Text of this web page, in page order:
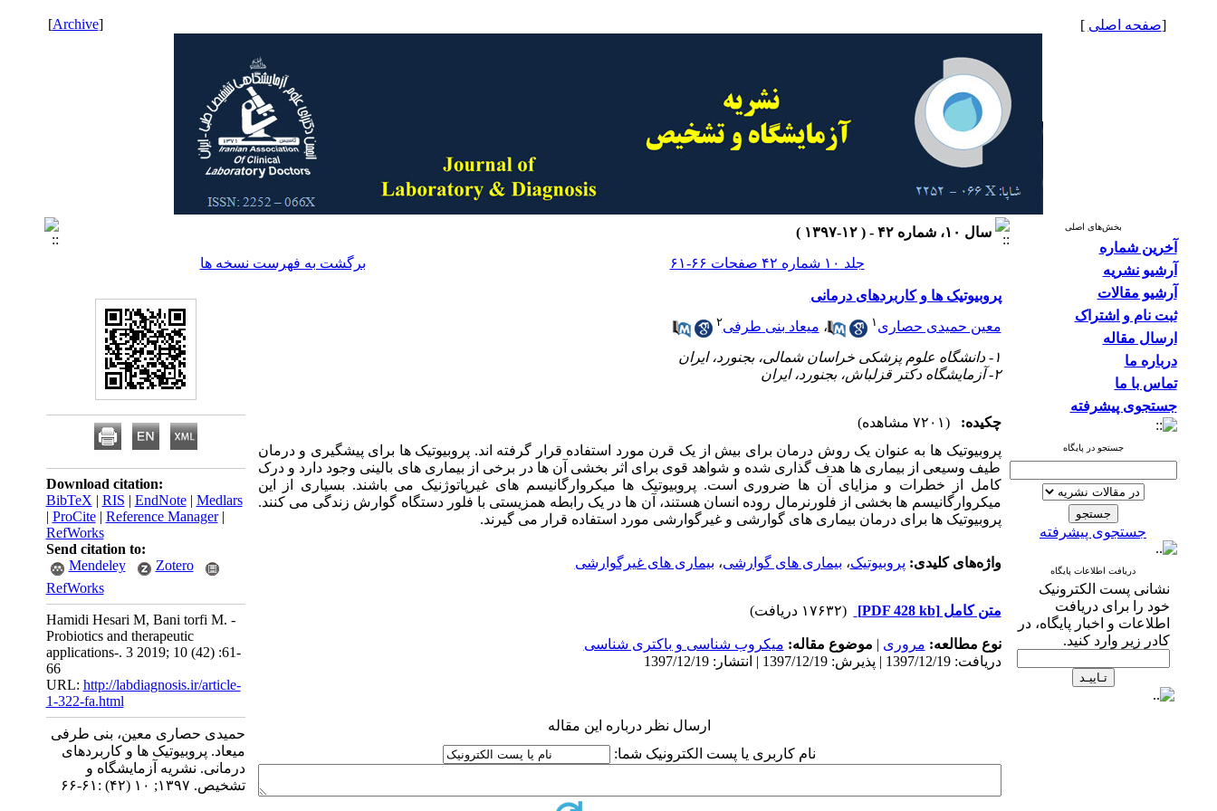
[صفحه اصلی ]
[
Archive
]
بخش‌های اصلی
آخرین شماره
آرشیو نشریه
آرشیو مقالات
ثبت نام و اشتراک
ارسال مقاله
درباره ما
تماس با ما
جستجوی پیشرفته
جستجو در پایگاه
جستجوی پیشرفته
دریافت اطلاعات پایگاه
نشانی پست الکترونیک
خود را برای دریافت
اطلاعات و اخبار پایگاه، در
کادر زیر وارد کنید.
سال ۱۰، شماره ۴۲ - ( ۱۲-۱۳۹۷ )
جلد ۱۰ شماره ۴۲ صفحات ۶۶-۶۱
برگشت به فهرست نسخه ها
پروبیوتیک ها و کاربردهای درمانی
معین حمیدی حصاری ۱ ، میعاد بنی طرفی۲
۱- دانشگاه علوم پزشکی خراسان شمالی، بجنورد، ایران
۲- آزمایشگاه دکتر قزلباش، بجنورد، ایران
چکیده:
(۷۲۰۱ مشاهده)
پروبیوتیک ها به عنوان یک روش درمان برای بیش از یک قرن مورد استفاده قرار گرفته اند. پروبیوتیک ها برای پیشگیری و درمان
طیف وسیعی از بیماری ها هدف گذاری شده و شواهد قوی برای اثر بخشی آن ها در برخی از بیماری های بالینی وجود دارد و درک
کامل از خطرات و مزایای آن ها ضروری است. پروبیوتیک ها میکروارگانیسم های غیرپاتوژنیک می باشند. بسیاری از این
میکروارگانیسم ها بخشی از فلورنرمال روده انسان هستند، آن ها در یک رابطه همزیستی با فلور دستگاه گوارش زندگی می کنند.
پروبیوتیک ها برای درمان بیماری های گوارشی و غیرگوارشی مورد استفاده قرار می گیرند.
واژه‌های کلیدی: پروبیوتیک، بیماری های گوارشی، بیماری های غیرگوارشی
متن کامل[PDF 428 kb] (۱۷۶۳۲ دریافت)
نوع مطالعه: مروری | موضوع مقاله: میکروب شناسی و باکتری شناسی
دریافت: 1397/12/19 | پذیرش: 1397/12/19 | انتشار: 1397/12/19
ارسال نظر درباره این مقاله
نام کاربری یا پست الکترونیک شما:
Download citation:
BibTeX | RIS | EndNote| Medlars
| ProCite| Reference Manager|
RefWorks
Send citation to:
Mendeley
Zotero
RefWorks
Hamidi Hesari M, Bani torfi M. -
Probiotics and therapeutic
applications-. 3 2019; 10 (42) :61-
66
URL: http://labdiagnosis.ir/article-
1-322-fa.html
حمیدی حصاری معین، بنی طرفی
میعاد. پروبیوتیک ها و کاربردهای
درمانی. نشریه آزمایشگاه و
تشخیص. ۱۳۹۷; ۱۰ (۴۲) :۶۱-۶۶